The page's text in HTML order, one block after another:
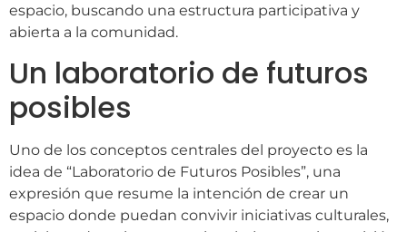
espacio, buscando una estructura participativa y
abierta a la comunidad.
Un laboratorio de futuros
posibles
Uno de los conceptos centrales del proyecto es la
idea de “Laboratorio de Futuros Posibles”, una
expresión que resume la intención de crear un
espacio donde puedan convivir iniciativas culturales,